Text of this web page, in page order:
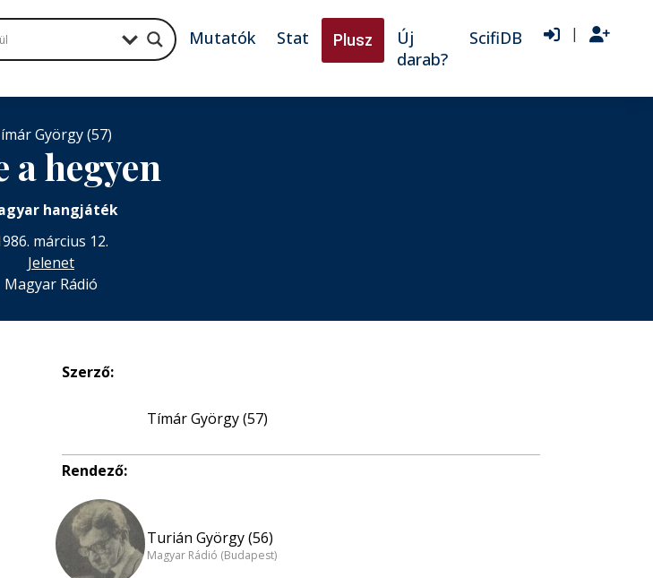
Mutatók Stat Plusz
Új
darab?
ScifiDB |
György (57)
a hegyen
hangjáték
március 12.
Jelenet
Magyar Rádió
Szerző:
Tímár György (57)
Rendező:
Turián György (56)
Magyar Rádió (Budapest)